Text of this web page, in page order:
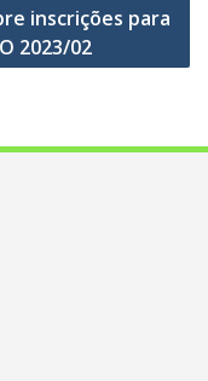
inscrições para
2023/02